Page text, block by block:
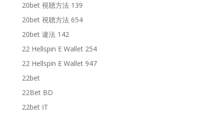
20bet 視聴方法 139
20bet 視聴方法 654
20bet 違法 142
22 Hellspin E Wallet 254
22 Hellspin E Wallet 947
22bet
22Bet BD
22bet IT